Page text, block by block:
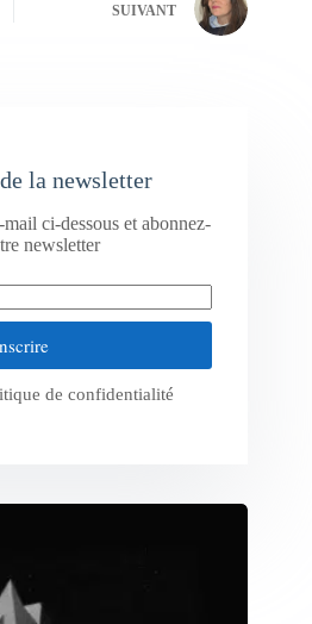
SUIVANT
la newsletter
mail ci-dessous et abonnez-
newsletter
de confidentialité